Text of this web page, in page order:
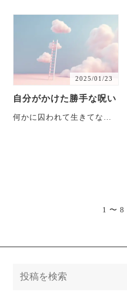
って考えてみよう ・・・
2025/01/23
自分がかけた勝手な呪い
何かに囚われて生きてない
1 〜